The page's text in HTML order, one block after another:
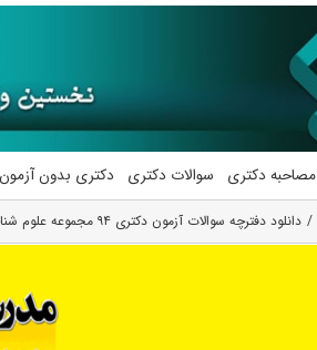
مصاحبه دکتری سوالات دکتری دکتری بدون آزمون
دانلود دفترچه سوالات آزمون دکتری ۹۴ مجموعه علوم شناختی کد ۲۲۴۸